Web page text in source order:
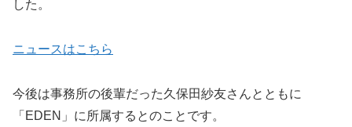
した。
ニュースはこちら
今後は事務所の後輩だった久保田紗友さんとともに
「EDEN」に所属するとのことです。